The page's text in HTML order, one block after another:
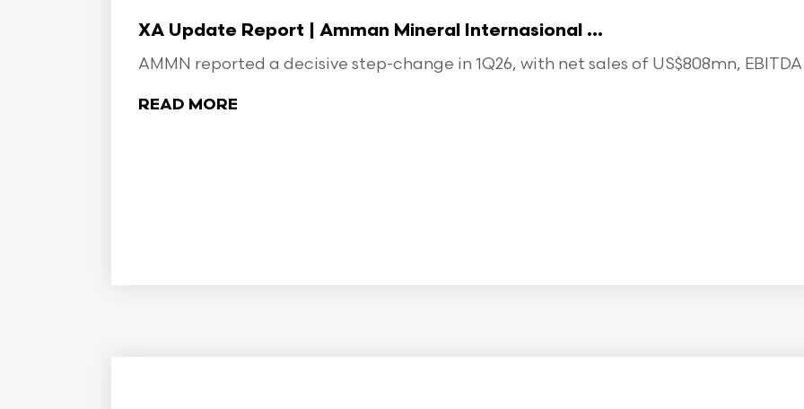
XA Update Report | Amman Mineral Internasional ...
AMMN reported a decisive step-change in 1Q26, with net sales of US$808mn, EBITDA
READ MORE